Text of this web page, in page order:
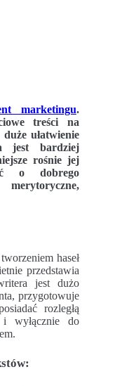
marketingu.
treści na
ułatwienie
jest bardziej
rośnie jej
o dobrego
haseł
przedstawia
jest dużo
przygotowuje
rozległą
wyłącznie do